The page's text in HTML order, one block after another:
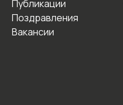
Публикации
Поздравления
Вакансии